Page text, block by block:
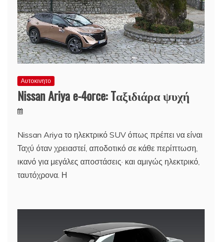
Αυτοκινητο
Nissan Ariya e-4orce: Tαξιδιάρα ψυχή
Nissan Ariya το ηλεκτρικό SUV όπως πρέπει να είναι
Ταχύ όταν χρειαστεί, αποδοτικό σε κάθε περίπτωση,
ικανό για μεγάλες αποστάσεις· και αμιγώς ηλεκτρικό,
ταυτόχρονα. Η